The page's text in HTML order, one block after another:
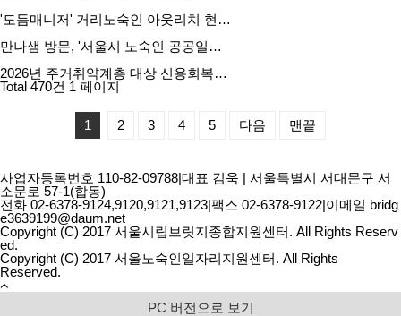
'도듬매니저' 거리노숙인 아웃리치 현…
만나샘 방문, '서울시 노숙인 공공일…
2026년 주거취약계층 대상 신용회복…
Total 470건 1 페이지
1 2 3 4 5 다음 맨끝
사업자등록번호 110-82-09788|대표 김욱 | 서울특별시 서대문구 서
소문로 57-1(합동)
전화 02-6378-9124,9120,9121,9123|팩스 02-6378-9122|이메일 bridg
e3639199@daum.net
Copyright (C) 2017 서울시립브릿지종합지원센터. All Rights Reserv
ed.
Copyright (C) 2017 서울노숙인일자리지원센터. All Rights
Reserved.
PC 버전으로 보기